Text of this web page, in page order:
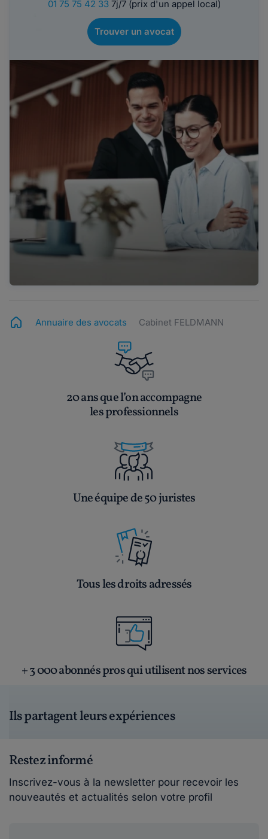
01 75 75 42 337j/7 (prix d'un appel local)
Trouver un avocat
Annuaire des avocats Cabinet FELDMANN
20 ans que l’on accompagne
les professionnels
Une équipe de 50 juristes
Tous les droits adressés
+ 3 000 abonnés pros qui utilisent nos services
Ils partagent leurs expériences
Restez informé
Inscrivez-vous à la newsletter pour recevoir les
nouveautés et actualités selon votre profil